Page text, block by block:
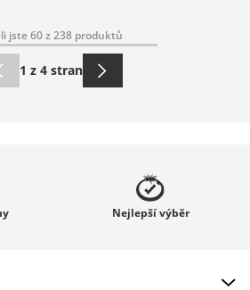
jste 60 z 238 produktů
1 z 4 stran
Nejlepšívýběr